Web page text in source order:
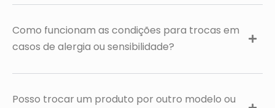
Como funcionam as condições para trocas em
casos de alergia ou sensibilidade?
Posso trocar um produto por outro modelo ou